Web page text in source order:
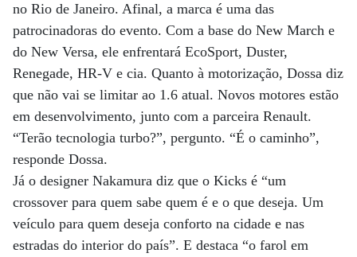
no Rio de Janeiro. Afinal, a marca é uma das
patrocinadoras do evento. Com a base do New March e
do New Versa, ele enfrentará EcoSport, Duster,
Renegade, HR-V e cia. Quanto à motorização, Dossa diz
que não vai se limitar ao 1.6 atual. Novos motores estão
em desenvolvimento, junto com a parceira Renault.
“Terão tecnologia turbo?”, pergunto. “É o caminho”,
responde Dossa.
Já o designer Nakamura diz que o Kicks é “um
crossover para quem sabe quem é e o que deseja. Um
veículo para quem deseja conforto na cidade e nas
estradas do interior do país”. E destaca “o farol em